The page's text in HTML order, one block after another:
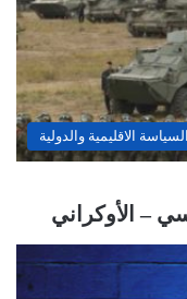
السياسة الاقليمية والدولية
– الأوكراني